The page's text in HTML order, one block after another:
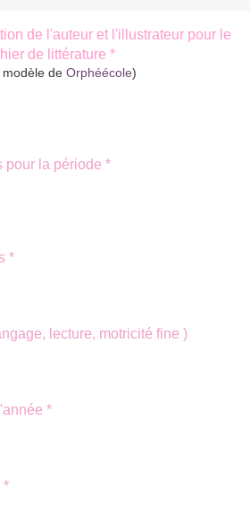
de l'auteur et l'illustrateur pour le
de littérature *
modèle de Orphéécole)
pour la période *
*
lecture, motricité fine )
*
*